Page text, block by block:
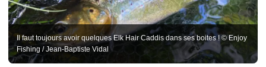
Il faut toujours avoir quelques Elk Hair Caddis dans ses boites ! © Enjoy
Fishing / Jean-Baptiste Vidal